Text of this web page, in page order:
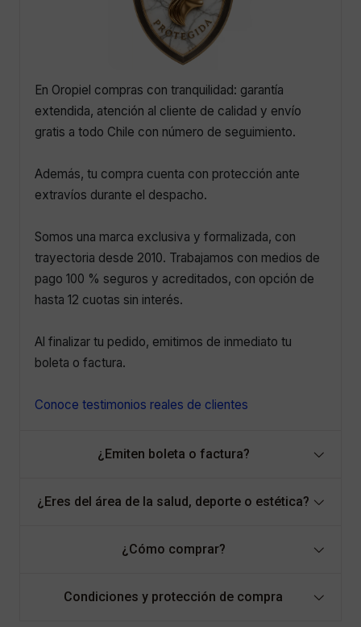
En Oropiel compras con tranquilidad: garantía
extendida, atención al cliente de calidad y envío
gratis a todo Chile con número de seguimiento.
Además, tu compra cuenta con protección ante
extravíos durante el despacho.
Somos una marca exclusiva y formalizada, con
trayectoria desde 2010. Trabajamos con medios de
pago 100 % seguros y acreditados, con opción de
hasta 12 cuotas sin interés.
Al finalizar tu pedido, emitimos de inmediato tu
boleta o factura.
Conoce testimonios reales de clientes
¿Emiten boleta o factura?
¿Eres del área de la salud, deporte o estética?
¿Cómo comprar?
Condiciones y protección de compra